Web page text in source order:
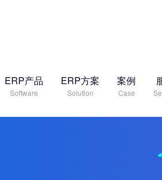
ERP产品
Software
ERP方案
Solution
案例
Case